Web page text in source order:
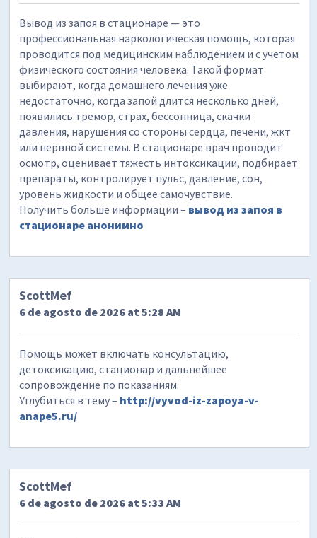
Вывод из запоя в стационаре — это
профессиональная наркологическая помощь, которая
проводится под медицинским наблюдением и с учетом
физического состояния человека. Такой формат
выбирают, когда домашнего лечения уже
недостаточно, когда запой длится несколько дней,
появились тремор, страх, бессонница, скачки
давления, нарушения со стороны сердца, печени, жкт
или нервной системы. В стационаре врач проводит
осмотр, оценивает тяжесть интоксикации, подбирает
препараты, контролирует пульс, давление, сон,
уровень жидкости и общее самочувствие.
Получить больше информации – вывод из запоя в
стационаре анонимно
ScottMef
6 de agosto de 2026 at 5:28 AM
Помощь может включать консультацию,
детоксикацию, стационар и дальнейшее
сопровождение по показаниям.
Углубиться в тему – http://vyvod-iz-zapoya-v-
anape5.ru/
ScottMef
6 de agosto de 2026 at 5:33 AM